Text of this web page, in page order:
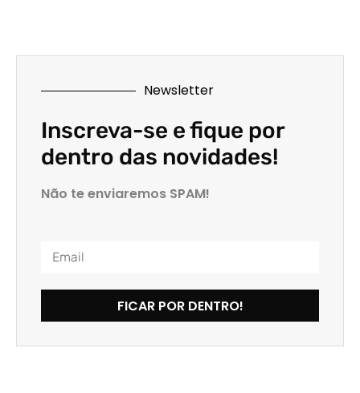
Newsletter
Inscreva-se e fique por
dentro das novidades!
Não te enviaremos SPAM!
FICAR POR DENTRO!